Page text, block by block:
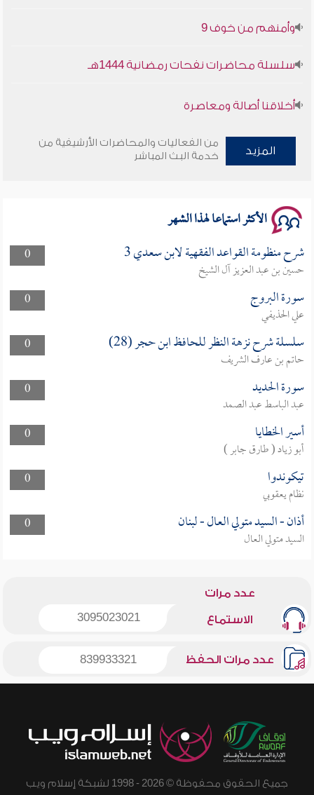
وأمنهم من خوف 9
أخلاقنا أصالة ومعاصرة
وأمنهم من خوف 9
المزيد
من الفعاليات والمحاضرات الأرشيفية من
خدمة البث المباشر
الأكثر استماعا لهذا الشهر
0 شرح منظومة القواعد الفقهية لابن سعدي 3
حسين بن عبد العزيز آل الشيخ
0
سورة البروج
علي الحذيفي
0
سلسلة شرح نزهة النظر للحافظ ابن حجر (28)
حاتم بن عارف الشريف
0
سورة الحديد
عبد الباسط عبد الصمد
0
أسير الخطايا
أبو زياد ( طارق جابر )
0
تيكوندوا
نظام يعقوبي
0
أذان - السيد متولي العال - لبنان
السيد متولي العال
عدد مرات
الاستماع 3095023021
عدد مرات الحفظ 839933321
جميع الحقوق محفوظة © 2026 - 1998 لشبكة إسلام ويب